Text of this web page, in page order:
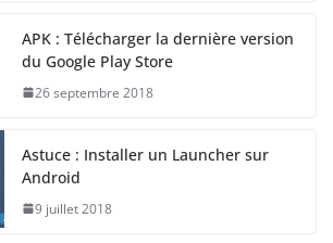
APK : Télécharger la dernière version
du Google Play Store
26 septembre 2018
Astuce : Installer un Launcher sur
Android
9 juillet 2018